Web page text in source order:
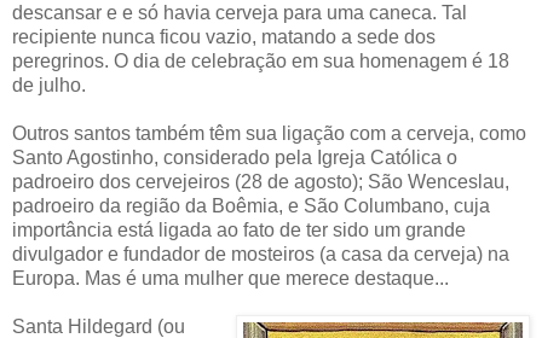
descansar e e só havia cerveja para uma caneca. Tal
recipiente nunca ficou vazio, matando a sede dos
peregrinos. O dia de celebração em sua homenagem é 18
de julho.
Outros santos também têm sua ligação com a cerveja, como
Santo Agostinho, considerado pela Igreja Católica o
padroeiro dos cervejeiros (28 de agosto); São Wenceslau,
padroeiro da região da Boêmia, e São Columbano, cuja
importância está ligada ao fato de ter sido um grande
divulgador e fundador de mosteiros (a casa da cerveja) na
Europa. Mas é uma mulher que merece destaque...
Santa Hildegard (ou